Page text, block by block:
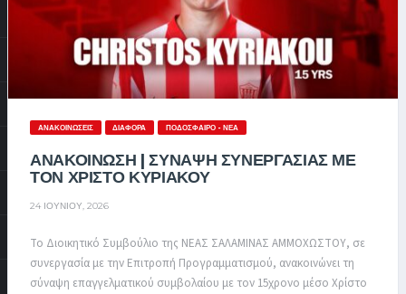
ΑΝΑΚΟΙΝΏΣΕΙΣ ΔΙΆΦΟΡΑ ΠΟΔΌΣΦΑΙΡΟ - ΝΈΑ
ΑΝΑΚΟΙΝΩΣΗ | ΣΥΝΑΨΗ ΣΥΝΕΡΓΑΣΙΑΣ ΜΕ
ΤΟΝ ΧΡΙΣΤΟ ΚΥΡΙΑΚΟΥ
24 ΙΟΥΝΊΟΥ, 2026
Το Διοικητικό Συμβούλιο της ΝΕΑΣ ΣΑΛΑΜΙΝΑΣ ΑΜΜΟΧΩΣΤΟΥ, σε
συνεργασία με την Επιτροπή Προγραμματισμού, ανακοινώνει τη
σύναψη επαγγελματικού συμβολαίου με τον 15χρονο μέσο Χρίστο